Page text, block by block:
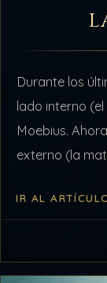
Durante los
lado interno
Moebius.
externo (la
IR AL